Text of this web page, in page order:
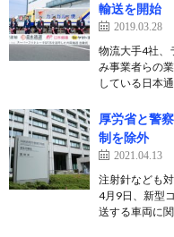
輸送を開始
2019.03.28
物流大手4社、
み事業者らの
している日本
厚労省と警
制を除外
2021.04.13
注射針なども
4月9日、新型
送する車両に